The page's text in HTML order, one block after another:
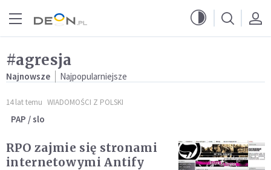
#agresja
Najnowsze Najpopularniejsze
14 lat temu WIADOMOŚCI Z POLSKI
PAP / slo
RPO zajmie się stronami
internetowymi Antify